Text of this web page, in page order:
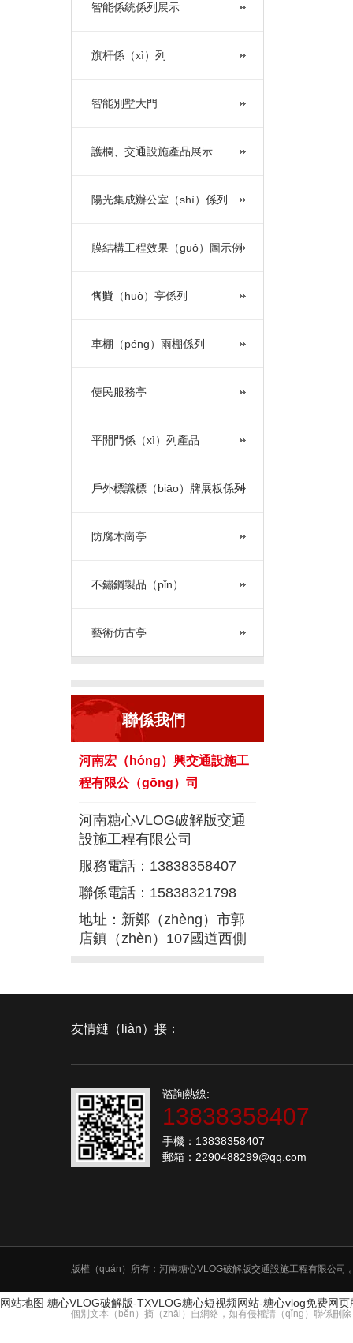
智能係統係列展示
旗杆係（xì）列
智能別墅大門
護欄、交通設施產品展示
陽光集成辦公室（shì）係列
膜結構工程效果（guǒ）圖示例
（lì）
售貨（huò）亭係列
車棚（péng）雨棚係列
便民服務亭
平開門係（xì）列產品
戶外標識標（biāo）牌展板係列
防腐木崗亭
不鏽鋼製品（pǐn）
藝術仿古亭
聯係我們
河南宏（hóng）興交通設施工
程有限公（gōng）司
河南糖心VLOG破解版交通
設施工程有限公司
服務電話：13838358407
聯係電話：15838321798
地址：新鄭（zhèng）市郭
店鎮（zhèn）107國道西側
友情鏈（liàn）接：
谘詢熱線:
13838358407
手機：13838358407
郵箱：2290488299@qq.com
版權（quán）所有：河南糖心VLOG破解版交通設施工程有限公
個別文本（běn）摘（zhāi）自網絡，如有侵權請（qǐng）
网站地图 糖心VLOG破解版-TXVLOG糖心短视频网站-糖心vlog免费网